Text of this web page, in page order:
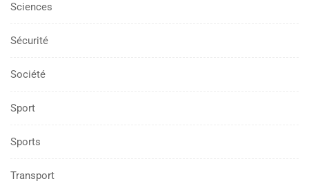
Sciences
Sécurité
Société
Sport
Sports
Transport